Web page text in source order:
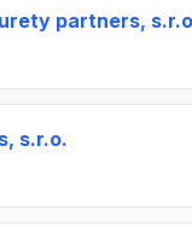
partners,
s.r.o.